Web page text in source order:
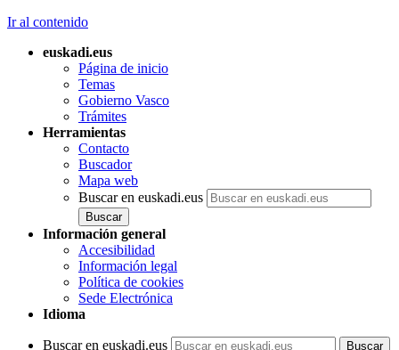
Ir al contenido
euskadi.eus
Página de inicio
Temas
Gobierno Vasco
Trámites
Herramientas
Contacto
Buscador
Mapa web
Buscar en euskadi.eus
Información general
Accesibilidad
Información legal
Política de cookies
Sede Electrónica
Idioma
Buscar en euskadi.eus